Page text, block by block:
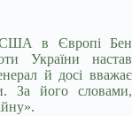
США в Європі Бен
України настав
й досі вважає
За його словами,